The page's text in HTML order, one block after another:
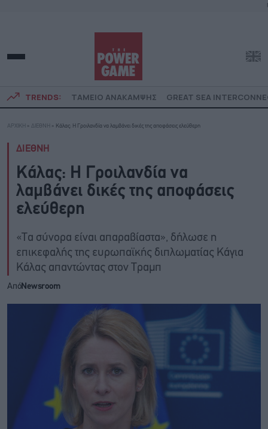
TRENDS: ΤΑΜΕΙΟ ΑΝΑΚΑΜΨΗΣ GREAT SEA
ΑΡΧΙΚΗ » ΔΙΕΘΝΗ » Κάλας: Η Γροιλανδία να λαμβάνει δικές της αποφάσεις ελεύθερη
ΔΙΕΘΝΗ
Κάλας: Η Γροιλανδία να
λαμβάνει δικές της αποφάσεις
ελεύθερη
«Tα σύνορα είναι απαραβίαστα», δήλωσε η
επικεφαλής της ευρωπαϊκής διπλωματίας Κάγια
Κάλας απαντώντας στον Τραμπ
ΑπόNewsroom